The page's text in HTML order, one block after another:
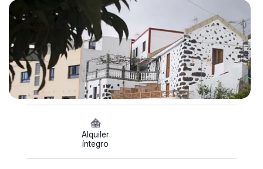
Alquiler
íntegro